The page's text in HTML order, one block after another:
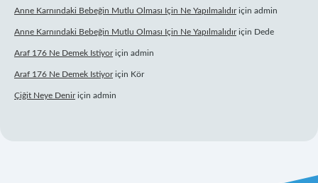
Anne Karnındaki Bebeğin Mutlu Olması Için Ne Yapılmalıdıriçin admin
Anne Karnındaki Bebeğin Mutlu Olması Için Ne Yapılmalıdıriçin Dede
Araf 176 Ne Demek Istiyoriçin admin
Araf 176 Ne Demek Istiyoriçin Kör
Çiğit Neye Deniriçin admin